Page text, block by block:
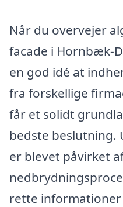
Når du overvejer
facade i Hornbæk-
en god idé at
fra forskellige
får et solidt
bedste beslutning.
er blevet påvirket
rette